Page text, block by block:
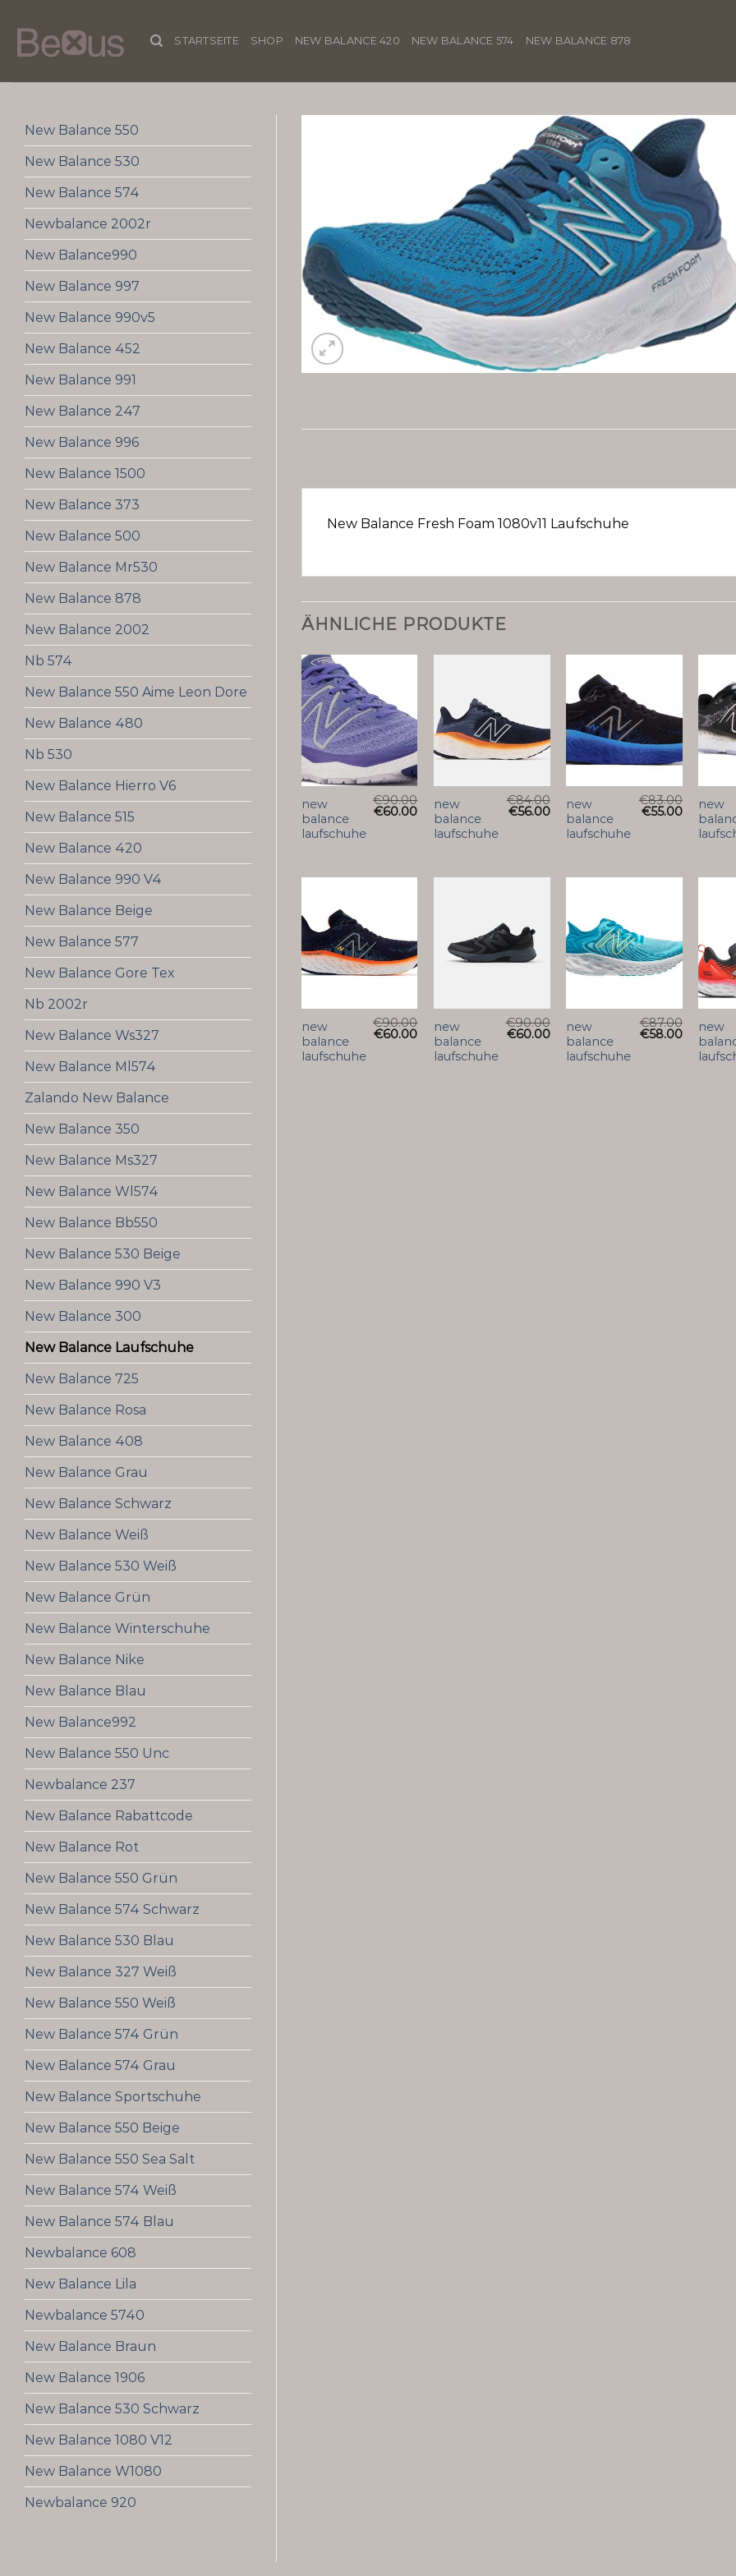
content
STARTSEITE SHOP NEW BALANCE 420 NEW BALANCE 574 NEW BALANCE 878
New Balance 550
New Balance 530
New Balance 574
Newbalance 2002r
New Balance990
New Balance 997
New Balance 990v5
New Balance 452
New Balance 991
New Balance 247
New Balance 996
New Balance 1500
New Balance 373
New Balance 500
New Balance Mr530
New Balance 878
New Balance 2002
Nb 574
New Balance 550 Aime Leon Dore
New Balance 480
Nb 530
New Balance Hierro V6
New Balance 515
New Balance 420
New Balance 990 V4
New Balance Beige
New Balance 577
New Balance Gore Tex
Nb 2002r
New Balance Ws327
New Balance Ml574
Zalando New Balance
New Balance 350
New Balance Ms327
New Balance Wl574
New Balance Bb550
New Balance 530 Beige
New Balance 990 V3
New Balance 300
New Balance Laufschuhe
New Balance 725
New Balance Rosa
New Balance 408
New Balance Grau
New Balance Schwarz
New Balance Weiß
New Balance 530 Weiß
New Balance Grün
New Balance Winterschuhe
New Balance Nike
New Balance Blau
New Balance992
New Balance 550 Unc
Newbalance 237
New Balance Rabattcode
New Balance Rot
New Balance 550 Grün
New Balance 574 Schwarz
New Balance 530 Blau
New Balance 327 Weiß
New Balance 550 Weiß
New Balance 574 Grün
New Balance 574 Grau
New Balance Sportschuhe
New Balance 550 Beige
New Balance 550 Sea Salt
New Balance 574 Weiß
New Balance 574 Blau
Newbalance 608
New Balance Lila
Newbalance 5740
New Balance Braun
New Balance 1906
New Balance 530 Schwarz
New Balance 1080 V12
New Balance W1080
Newbalance 920
New Balance Fresh Foam 1080v11 Laufschuhe
ÄHNLICHE PRODUKTE
new
balance
laufschuhe
€90.00
€60.00
new
balance
laufschuhe
€84.00
€56.00
new
balance
laufschuhe
€83.00
€55.00
new
new
balance
laufschuhe
€90.00
€60.00
new
balance
laufschuhe
€90.00
€60.00
new
balance
laufschuhe
€87.00
€58.00
new